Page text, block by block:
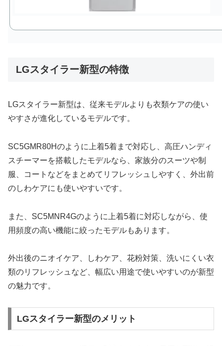
LGスタイラー新型の特徴
LGスタイラー新型は、従来モデルよりも衣類ケアの使い
やすさが進化しているモデルです。
SC5GMR80Hのように上着5着まで対応し、高圧ハンディ
スチーマーを搭載したモデルなら、家族分のスーツや制
服、コートなどをまとめてリフレッシュしやすく、外出前
のしわケアにも使いやすいです。
また、SC5MNR4Gのように上着5着に対応しながら、使
用頻度の高い機能に絞ったモデルもあります。
外出後のニオイケア、しわケア、花粉対策、洗いにくい衣
類のリフレッシュなど、幅広い用途で使いやすいのが新型
の魅力です。
LGスタイラー新型のメリット